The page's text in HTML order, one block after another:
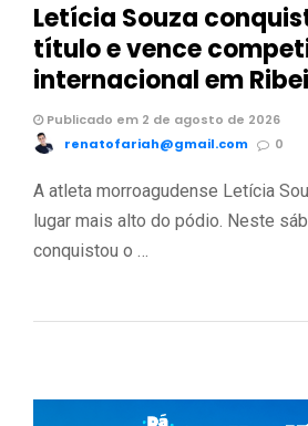
Letícia Souza
título e vence
internacional em
Publicado em 2 de agosto de 2026
renatofariah@gmail.com
0
A atleta morroagudense Letícia
lugar mais alto do pódio. Neste
conquistou o …